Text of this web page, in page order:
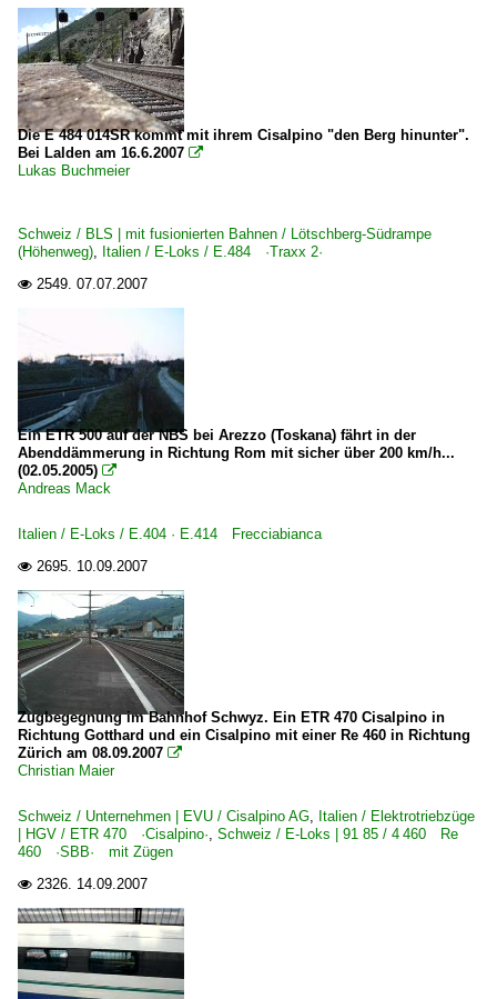
Die E 484 014SR kommt mit ihrem Cisalpino "den Berg hinunter".
Bei Lalden am 16.6.2007 
Lukas Buchmeier
Schweiz / BLS | mit fusionierten Bahnen / Lötschberg-Südrampe
(Höhenweg), Italien / E-Loks / E.484 ·Traxx 2·
 2549. 07.07.2007
Ein ETR 500 auf der NBS bei Arezzo (Toskana) fährt in der
Abenddämmerung in Richtung Rom mit sicher über 200 km/h...
(02.05.2005) 
Andreas Mack
Italien / E-Loks / E.404 · E.414 Frecciabianca
 2695. 10.09.2007
Zugbegegnung im Bahnhof Schwyz. Ein ETR 470 Cisalpino in
Richtung Gotthard und ein Cisalpino mit einer Re 460 in Richtung
Zürich am 08.09.2007 
Christian Maier
Schweiz / Unternehmen | EVU / Cisalpino AG, Italien / Elektrotriebzüge
| HGV / ETR 470 ·Cisalpino·, Schweiz / E-Loks | 91 85 / 4 460 Re
460 ·SBB· mit Zügen
 2326. 14.09.2007